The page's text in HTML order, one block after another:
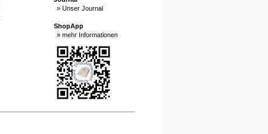
» Unser Journal
ShopApp
» mehr Informationen